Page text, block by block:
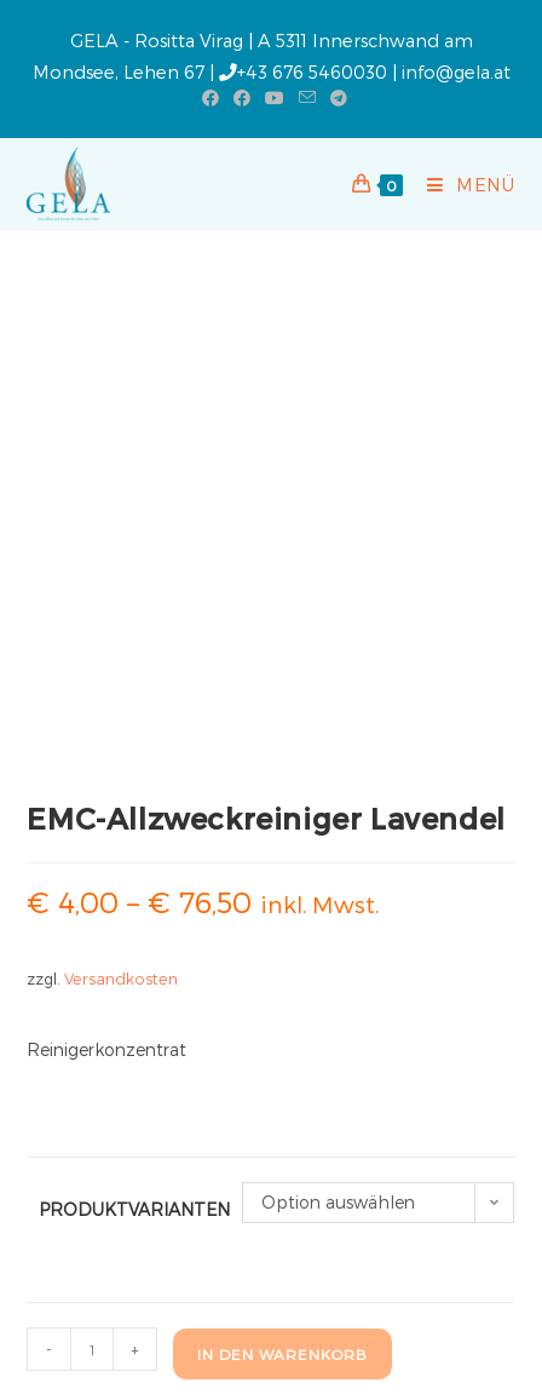
GELA - Rositta Virag | A 5311 Innerschwand am
Mondsee, Lehen 67 |
+43 676 5460030 | info@gela.at
0 MENÜ
EMC-Allzweckreiniger Lavendel
€ 4,00 – € 76,50 inkl. Mwst.
zzgl.Versandkosten
Reinigerkonzentrat
PRODUKTVARIANTEN Option auswählen
- + IN DEN WARENKORB